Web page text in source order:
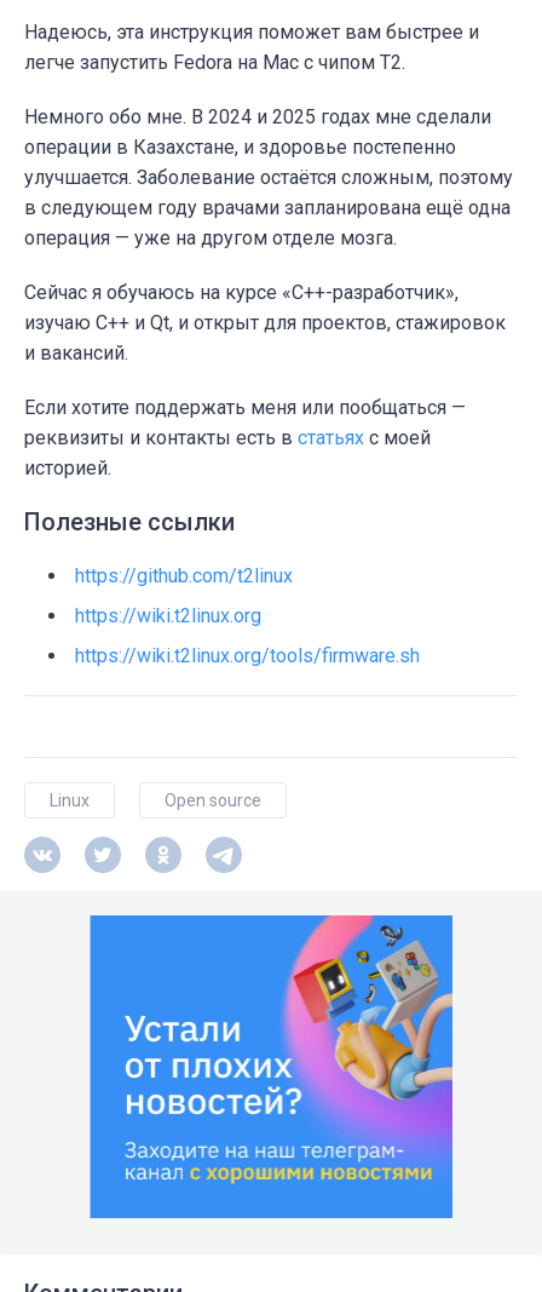
Надеюсь, эта инструкция поможет вам быстрее и
легче запустить Fedora на Mac с чипом T2.
Немного обо мне. В 2024 и 2025 годах мне сделали
операции в Казахстане, и здоровье постепенно
улучшается. Заболевание остаётся сложным, поэтому
в следующем году врачами запланирована ещё одна
операция — уже на другом отделе мозга.
Сейчас я обучаюсь на курсе «C++-разработчик»,
изучаю C++ и Qt, и открыт для проектов, стажировок
и вакансий.
Если хотите поддержать меня или пообщаться —
реквизиты и контакты есть в статьях с моей
историей.
Полезные ссылки
https://github.com/t2linux
https://wiki.t2linux.org
https://wiki.t2linux.org/tools/firmware.sh
Linux Open source